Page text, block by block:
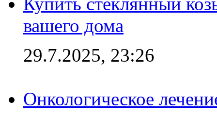
вашего дома
29.7.2025, 23:26
Онкологическое